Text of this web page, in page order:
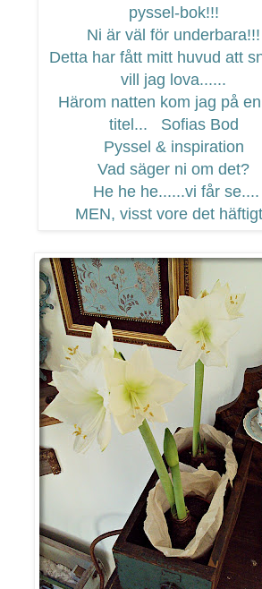
pyssel-bok!!!
Ni är väl för underbara!!!
Detta har fått mitt huvud att
vill jag lova......
Härom natten kom jag på
titel... Sofias Bod
Pyssel & inspiration
Vad säger ni om det?
He he he......vi får se....
MEN, visst vore det